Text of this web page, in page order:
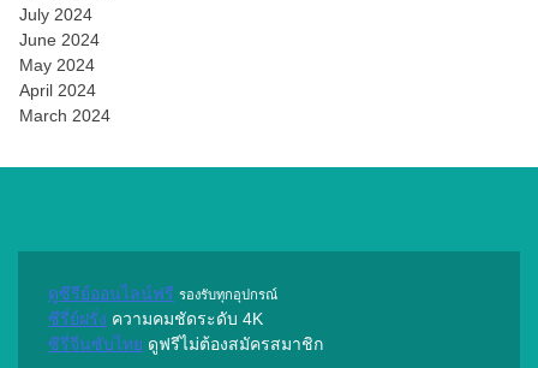
July 2024
June 2024
May 2024
April 2024
March 2024
ดูซีรีย์ออนไลน์ฟรี รองรับทุกอุปกรณ์
ซีรี่ย์ฝรั่ง ความคมชัดระดับ 4K
ซีรี่จีนซับไทย ดูฟรีไม่ต้องสมัครสมาชิก